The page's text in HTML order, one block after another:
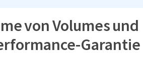
von Volumes und
Garantie